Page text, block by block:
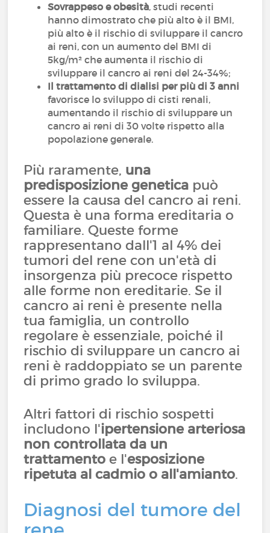
Sovrappeso e obesità, studi recenti
hanno dimostrato che più alto è il BMI,
più alto è il rischio di sviluppare il cancro
ai reni, con un aumento del BMI di
5kg/m² che aumenta il rischio di
sviluppare il cancro ai reni del 24-34%;
Il trattamento di dialisi per più di 3 anni
favorisce lo sviluppo di cisti renali,
aumentando il rischio di sviluppare un
cancro ai reni di 30 volte rispetto alla
popolazione generale.
Più raramente, una
predisposizione genetica può
essere la causa del cancro ai reni.
Questa è una forma ereditaria o
familiare. Queste forme
rappresentano dall'1 al 4% dei
tumori del rene con un'età di
insorgenza più precoce rispetto
alle forme non ereditarie. Se il
cancro ai reni è presente nella
tua famiglia, un controllo
regolare è essenziale, poiché il
rischio di sviluppare un cancro ai
reni è raddoppiato se un parente
di primo grado lo sviluppa.
Altri fattori di rischio sospetti
includono l'ipertensione arteriosa
non controllata da un
trattamento e l'esposizione
ripetuta al cadmio o all'amianto.
Diagnosi del tumore del